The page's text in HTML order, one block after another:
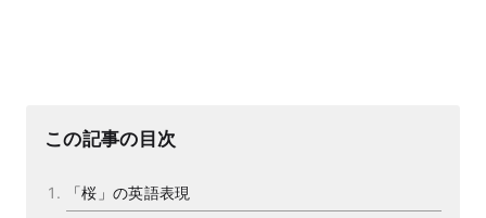
この記事の目次
「桜」の英語表現